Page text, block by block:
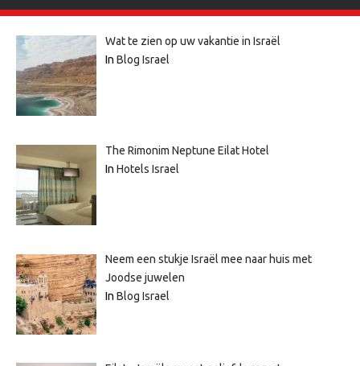
Wat te zien op uw vakantie in Israël
In Blog Israel
The Rimonim Neptune Eilat Hotel
In Hotels Israel
Neem een stukje Israël mee naar huis met
Joodse juwelen
In Blog Israel